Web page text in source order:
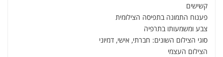
קשישים
פענוח התמונה בתפיסה הצילומית
צבע ומשמעותו בתרפיה
סוגי הצילום השונים: חברתי, אישי, דמיוני
הצילום העצמי